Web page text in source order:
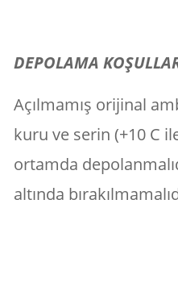
DEPOLAMA
Açılmamış orijinal
kuru ve serin (+10 C
ortamda
altında